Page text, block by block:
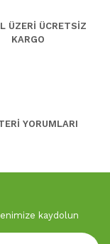
ÜZERİ ÜCRETSİZ
KARGO
YORUMLARI
kaydolun